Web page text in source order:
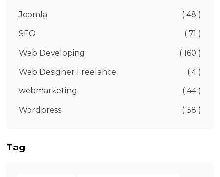
Joomla ( 48 )
SEO ( 71 )
Web Developing ( 160 )
Web Designer Freelance ( 4 )
webmarketing ( 44 )
Wordpress ( 38 )
Tag